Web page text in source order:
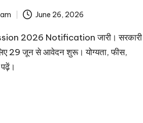
June 26, 2026
2026 Notification जारी। सरकारी
29 जून से आवेदन शुरू। योग्यता, फीस,